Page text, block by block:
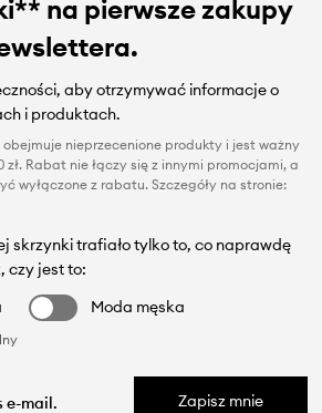
na pierwsze zakupy
aby otrzymywać informacje o
i produktach.
nieprzecenione produkty i jest ważny
Rabat nie łączy się z innymi promocjami, a
wyłączone z rabatu. Szczegóły na stronie:
skrzynki trafiało tylko to, co naprawdę
czy jest to:
Moda męska
Zapisz mnie